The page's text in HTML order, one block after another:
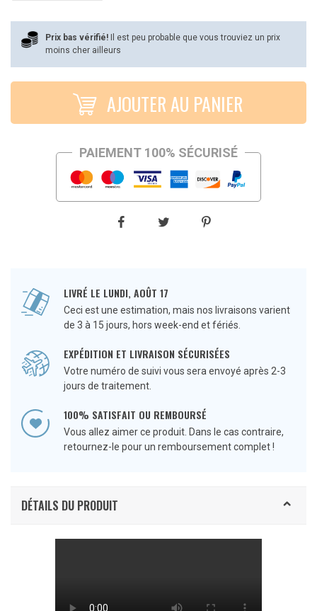
€67,99.
€49,99.
Prix bas vérifié!
Il est peu probable que vous trouviez un prix
moins cher ailleurs
AJOUTER AU PANIER
PAIEMENT 100% SÉCURISÉ
LIVRÉ LE LUNDI, AOÛT 17
Ceci est une estimation, mais nos livraisons varient
de 3 à 15 jours, hors week-end et fériés.
EXPÉDITION ET LIVRAISON SÉCURISÉES
Votre numéro de suivi vous sera envoyé après 2-3
jours de traitement.
100% SATISFAIT OU REMBOURSÉ
Vous allez aimer ce produit. Dans le cas contraire,
retournez-le pour un remboursement complet !
DÉTAILS DU PRODUIT